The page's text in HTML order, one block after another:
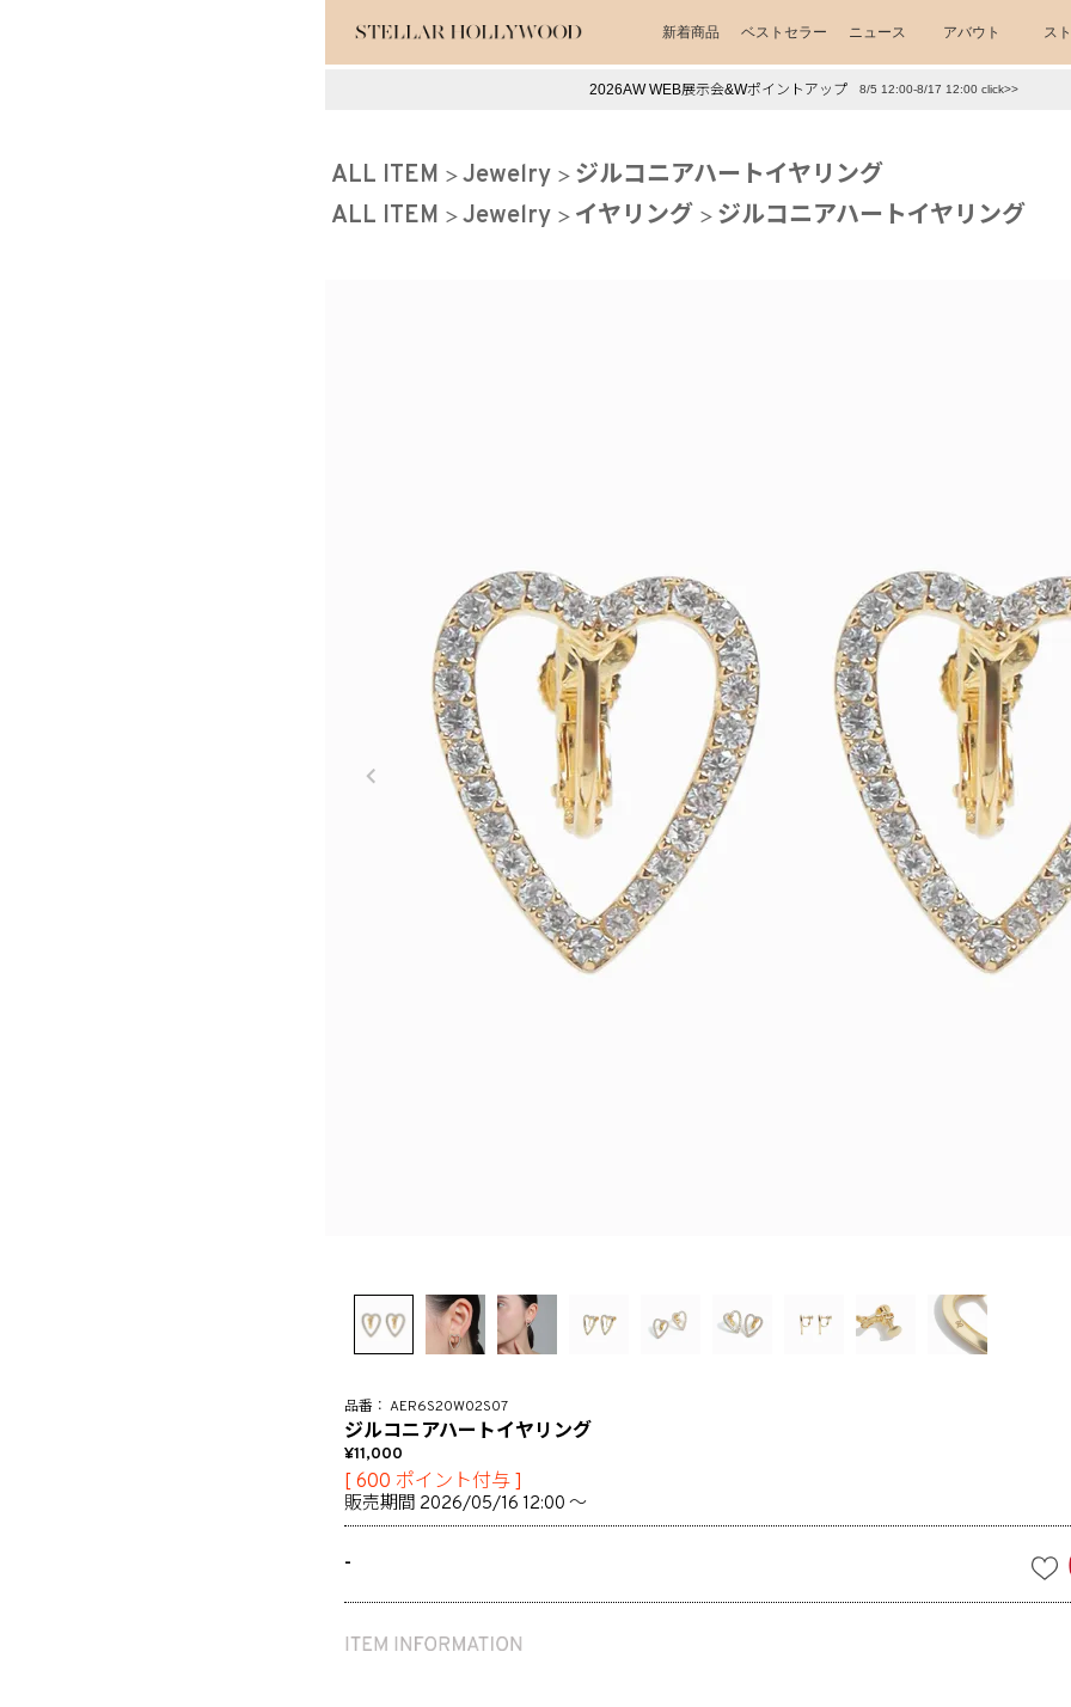
新着商品 ベストセラー ニュース アバウト ス
#スタッフイチ押し（通勤パールアクセ） ＃写真映えアクセ
2026AW WEB展示会&Wポイントアップ 8/5 12:00-8/17 12:00 click>>
ALL ITEM Jewelry
ジルコニアハートイヤリング
ALL ITEM
Jewelry イヤリング ジルコニアハートイヤリング
AER6S20W02S07
ジルコニアハートイヤリング
11,000
[ 600 ポイント付与 ]
販売期間 2026/05/16 12:00 〜
-